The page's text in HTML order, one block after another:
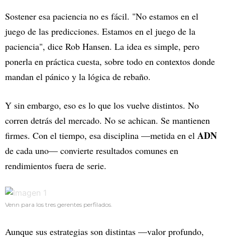
Sostener esa paciencia no es fácil. "No estamos en el
juego de las predicciones. Estamos en el juego de la
paciencia", dice Rob Hansen. La idea es simple, pero
ponerla en práctica cuesta, sobre todo en contextos donde
mandan el pánico y la lógica de rebaño.
Y sin embargo, eso es lo que los vuelve distintos. No
corren detrás del mercado. No se achican. Se mantienen
firmes. Con el tiempo, esa disciplina —metida en el ADN
de cada uno— convierte resultados comunes en
rendimientos fuera de serie.
Venn para los tres gerentes perfilados.
Aunque sus estrategias son distintas —valor profundo,